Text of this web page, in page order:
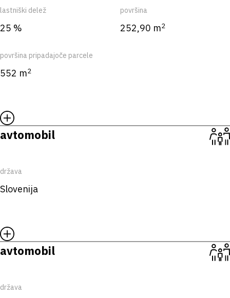
lastniški delež
25 %
površina
252,90 m2
površina pripadajoče parcele
552 m2
avtomobil
država
Slovenija
avtomobil
država